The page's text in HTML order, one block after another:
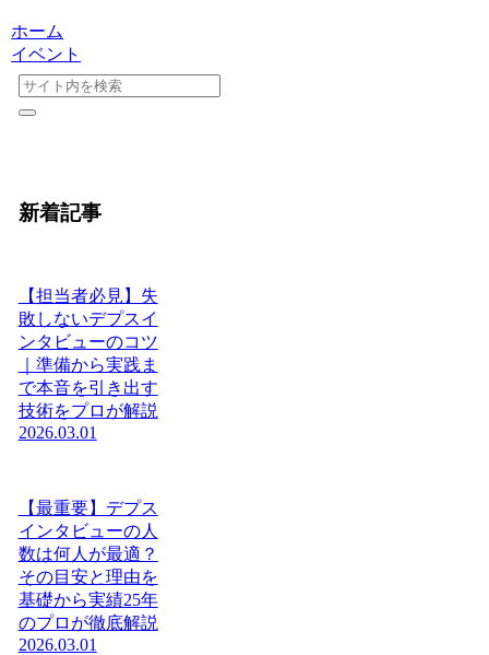
ホーム
イベント
新着記事
【担当者必見】失
敗しないデプスイ
ンタビューのコツ
｜準備から実践ま
で本音を引き出す
技術をプロが解説
2026.03.01
【最重要】デプス
インタビューの人
数は何人が最適？
その目安と理由を
基礎から実績25年
のプロが徹底解説
2026.03.01